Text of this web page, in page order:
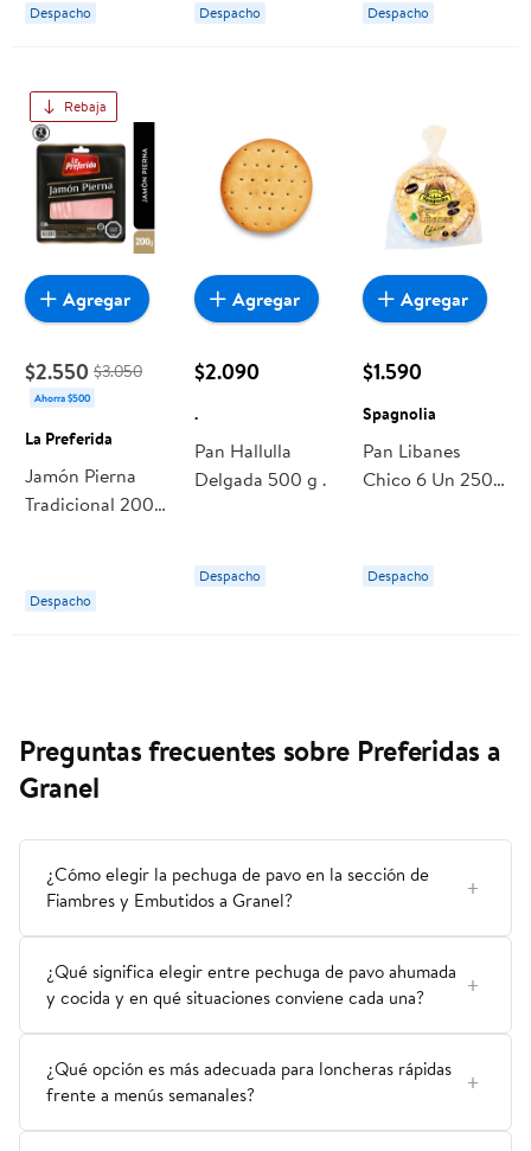
Despacho Despacho Despacho
Rebaja
$2.550 $3.050
Ahorra $500
La Preferida
Jamón Pierna
Tradicional 200
Despacho
Agregar
$2.090
.
Pan Hallulla
Delgada 500 g .
Despacho
Agregar
$1.590
Spagnolia
Pan Libanes
Chico 6 Un 250
Despacho
Agregar
Preguntas frecuentes sobre Preferidas a
Granel
¿Cómo elegir la pechuga de pavo en la sección de
Fiambres y Embutidos a Granel?
¿Qué significa elegir entre pechuga de pavo ahumada
y cocida y en qué situaciones conviene cada una?
¿Qué opción es más adecuada para loncheras rápidas
frente a menús semanales?